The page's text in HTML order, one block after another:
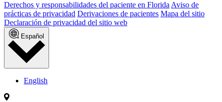
Derechos y responsabilidades del paciente en Florida Aviso de
prácticas de privacidad Derivaciones de pacientes Mapa del sitio
Declaración de privacidad del sitio web
Español
English